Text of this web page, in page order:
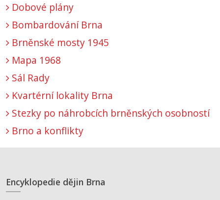
Dobové plány
Bombardování Brna
Brněnské mosty 1945
Mapa 1968
Sál Rady
Kvartérní lokality Brna
Stezky po náhrobcích brněnských osobností
Brno a konflikty
Encyklopedie dějin Brna